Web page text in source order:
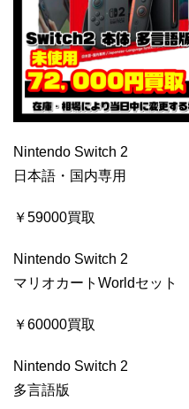
Nintendo Switch 2
日本語・国内専用
￥59000買取
Nintendo Switch 2
マリオカートWorldセット
￥60000買取
Nintendo Switch 2
多言語版